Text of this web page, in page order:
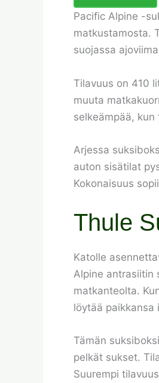
Pacific Alpine -
matkustamosta.
suojassa
Tilavuus on 410
muuta
selkeämpää,
Arjessa
auton sisätilat
Kokonaisuus
Thule
Katolle
Alpine antrasiitin
matkanteolta.
löytää
Tämän
pelkät sukset.
Suurempi